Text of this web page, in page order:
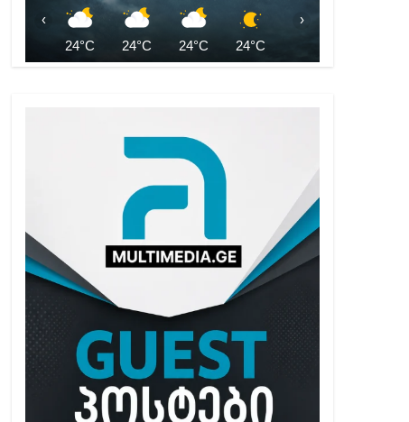
24°C 24°C 24°C 24°C
‹ ›